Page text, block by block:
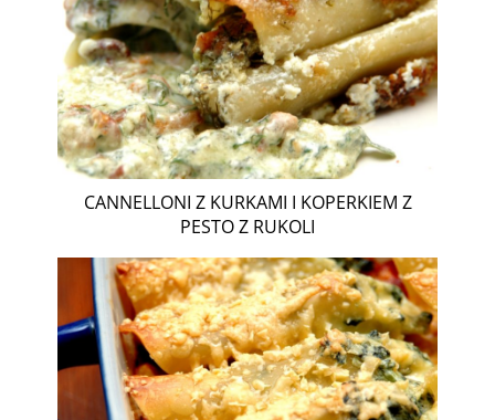
CANNELLONI Z KURKAMI I KOPERKIEM Z
PESTO Z RUKOLI